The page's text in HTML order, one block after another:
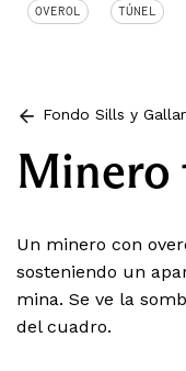
OVEROL TÚNEL
Fondo Sills y
Minero
Un minero con
sosteniendo un
mina. Se ve la
del cuadro.